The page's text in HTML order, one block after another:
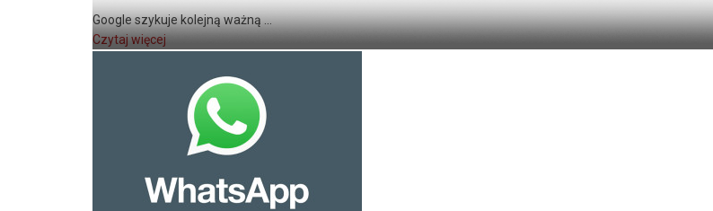
Google szykuje kolejną ważną ...
Czytaj więcej